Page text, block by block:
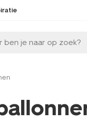
ben je naar op zoek?